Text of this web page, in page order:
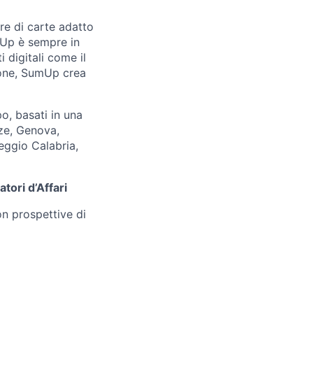
di carte adatto
è sempre in
digitali come il
SumUp crea
basati in una
Genova,
Calabria,
d’Affari
prospettive di